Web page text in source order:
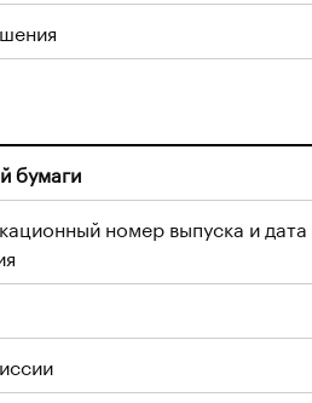
бумаги
номер выпуска и дата